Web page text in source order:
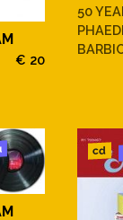
€ 20
50
cd